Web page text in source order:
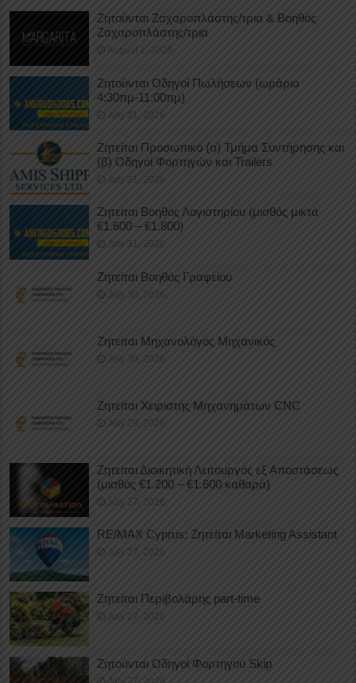
Ζητούνται Ζαχαροπλάστης/τρια & Βοηθός
Ζαχαροπλάστης/τρια
August 1, 2026
Ζητούνται Οδηγοί Πωλήσεων (ωράριο
4:30πμ-11:00πμ)
July 31, 2026
Ζητείται Προσωπικό (α) Τμήμα Συντήρησης και
(β) Οδηγοί Φορτηγών και Trailers
July 31, 2026
Ζητείται Βοηθός Λογιστηρίου (μισθός μικτά
€1.600 – €1.800)
July 31, 2026
Ζητείται Βοηθός Γραφείου
July 30, 2026
Ζητείται Μηχανολόγος Μηχανικός
July 30, 2026
Ζητείται Χειριστής Μηχανημάτων CNC
July 29, 2026
Ζητείται Διοικητική Λειτουργός εξ Αποστάσεως
(μισθός €1.200 – €1.600 καθαρά)
July 27, 2026
RE/MAX Cyprus: Ζητείται Marketing Assistant
July 27, 2026
Ζητείται Περιβολάρης part-time
July 27, 2026
Ζητούνται Οδηγοί Φορτηγού Skip